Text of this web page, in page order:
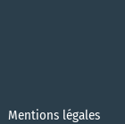
Mentions légales